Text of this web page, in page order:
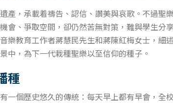
產，承載着禱告、認信、讚美與哀歌。不過聖
會、爭取空間，卻仍然苦無對策，難與學生分
樂教育工作者蔣慧民先生和蔣陳紅梅女士，細
中，為下一代栽種聖樂以至信仰的種子。
種
一個歷史悠久的傳統：每天早上都有早會，全